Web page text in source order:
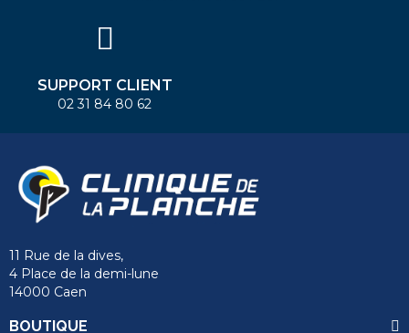
SUPPORT CLIENT
02 31 84 80 62
11 Rue de la dives,
4 Place de la demi-lune
14000 Caen
BOUTIQUE